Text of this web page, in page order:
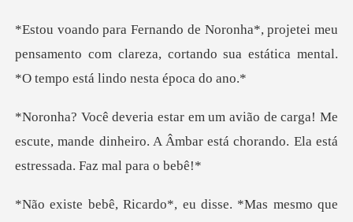
meu
pensamento com clareza, cortando sua estátic
ga! Me
escute, mande dinheiro. A Âmbar está cho
eu disse. *Mas mesmo que